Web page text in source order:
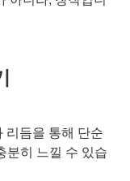
리듬을 통해 단순
분히 느낄 수 있습